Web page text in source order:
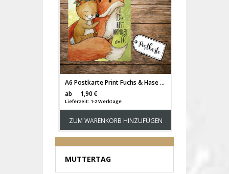
A6 Postkarte Print Fuchs & Hase Häschen mit Spruch Du bist wundervoll pk168
ab
1,90 €
Lieferzeit: 1-2 Werktage
ZUM WARENKORB HINZUFÜGEN
MUTTERTAG